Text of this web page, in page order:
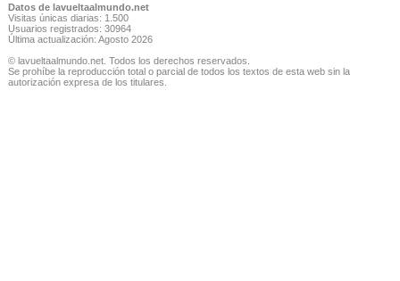
Datos de lavueltaalmundo.net
Visitas únicas diarias: 1.500
Usuarios registrados: 30964
Última actualización: Agosto 2026
© lavueltaalmundo.net. Todos los derechos reservados.
Se prohíbe la reproducción total o parcial de todos los textos de esta web sin la
autorización expresa de los titulares.